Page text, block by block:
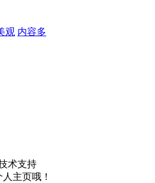
观 内容多
术支持
主页哦！